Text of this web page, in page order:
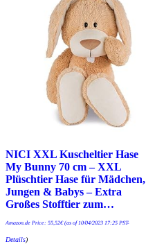
NICI XXL Kuscheltier Hase
My Bunny 70 cm – XXL
Plüschtier Hase für Mädchen,
Jungen & Babys – Extra
Großes Stofftier zum…
Amazon.de Price: 55,52€(as of 10/04/2023 17:25 PST-
Details)